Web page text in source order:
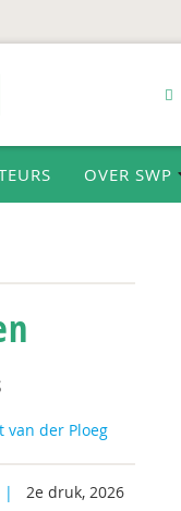
OVER SWP
van der Ploeg
| 2e druk, 2026